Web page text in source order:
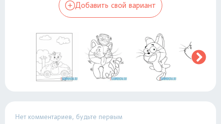
Добавить свой вариант
Нет комментариев, будьте первым